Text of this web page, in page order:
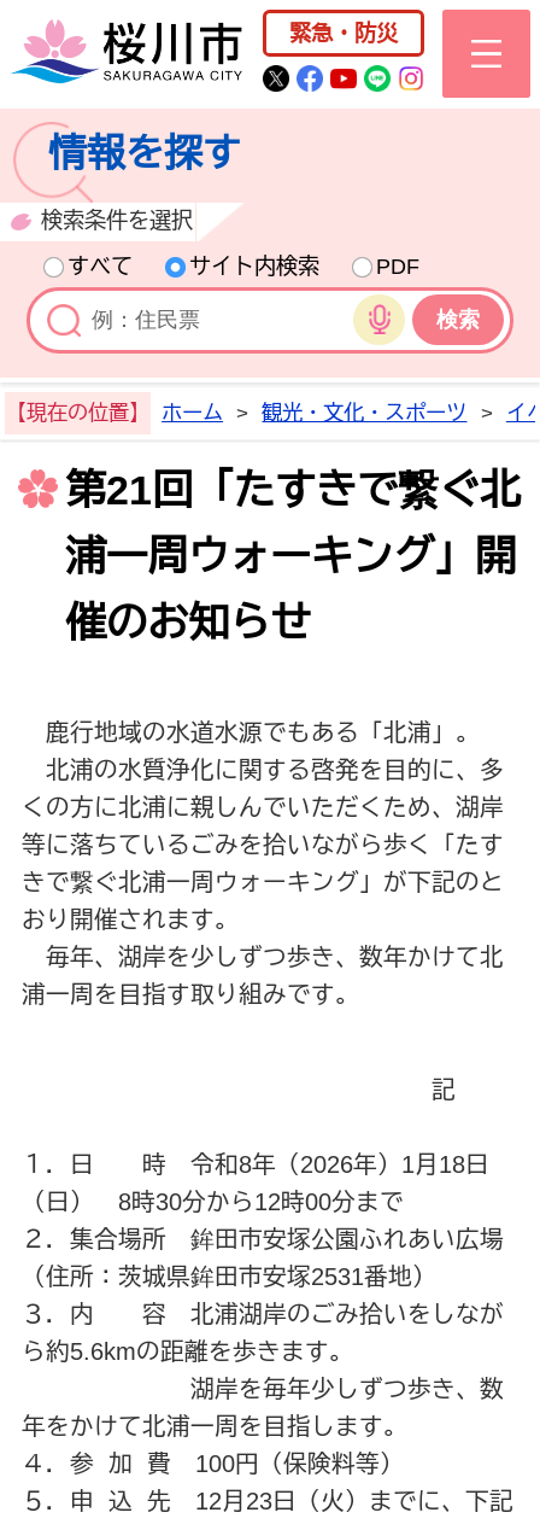
桜川市公式ホー
緊急・防災
桜川市公式Twitter
桜川市公式
桜川市公式
桜川市公式
情報を探す
検索条件を選択
すべて
サイト内検索
PDF
音声検索
【現在の位置】 ホーム > 観光・文化・スポーツ > イ
第21回「たすきで繋ぐ北
浦一周ウォーキング」開
催のお知らせ
鹿行地域の水道水源でもある「北浦」。
北浦の水質浄化に関する啓発を目的に、多
くの方に北浦に親しんでいただくため、湖岸
等に落ちているごみを拾いながら歩く「たす
きで繋ぐ北浦一周ウォーキング」が下記のと
おり開催されます。
毎年、湖岸を少しずつ歩き、数年かけて北
浦一周を目指す取り組みです。
記
１．日 時 令和8年（2026年）1月18日
（日） 8時30分から12時00分まで
２．集合場所 鉾田市安塚公園ふれあい広場
（住所：茨城県鉾田市安塚2531番地）
３．内 容 北浦湖岸のごみ拾いをしなが
ら約5.6kmの距離を歩きます。
湖岸を毎年少しずつ歩き、数
年をかけて北浦一周を目指します。
４．参 加 費 100円（保険料等）
５．申 込 先 12月23日（火）までに、下記